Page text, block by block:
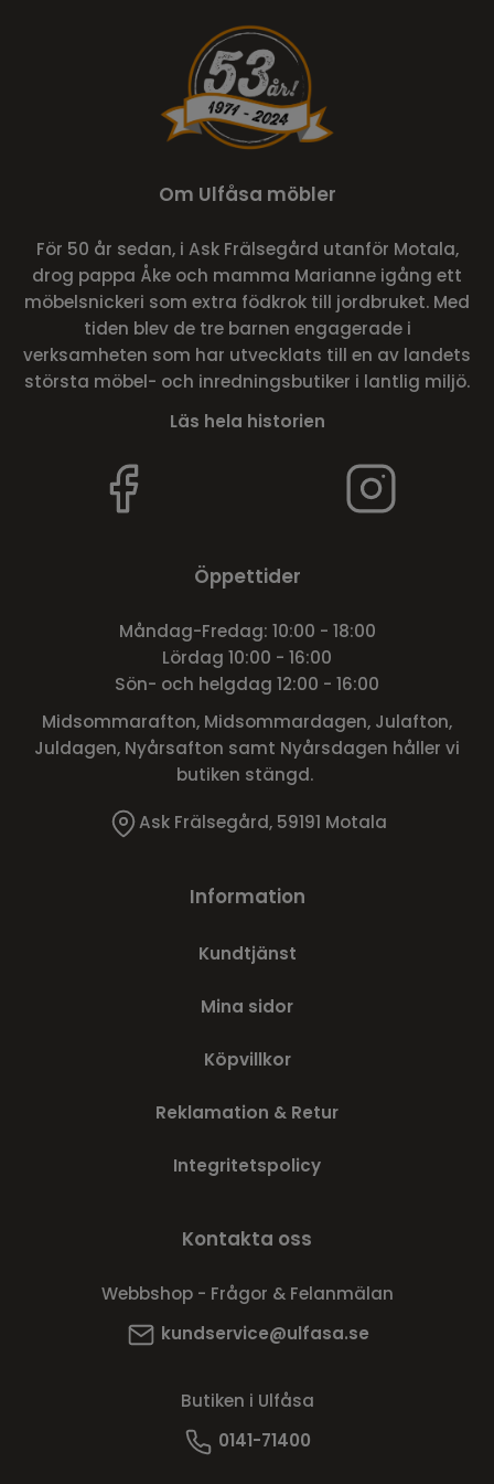
Om Ulfåsa möbler
För 50 år sedan, i Ask Frälsegård utanför Motala,
drog pappa Åke och mamma Marianne igång ett
möbelsnickeri som extra födkrok till jordbruket. Med
tiden blev de tre barnen engagerade i
verksamheten som har utvecklats till en av landets
största möbel- och inredningsbutiker i lantlig miljö.
Läs hela historien
Öppettider
Måndag-Fredag: 10:00 - 18:00
Lördag 10:00 - 16:00
Sön- och helgdag 12:00 - 16:00
Midsommarafton, Midsommardagen, Julafton,
Juldagen, Nyårsafton samt Nyårsdagen håller vi
butiken stängd.
Ask Frälsegård, 59191 Motala
Information
Kundtjänst
Mina sidor
Köpvillkor
Reklamation & Retur
Integritetspolicy
Kontakta oss
Webbshop - Frågor & Felanmälan
kundservice@ulfasa.se
Butiken i Ulfåsa
0141-71400